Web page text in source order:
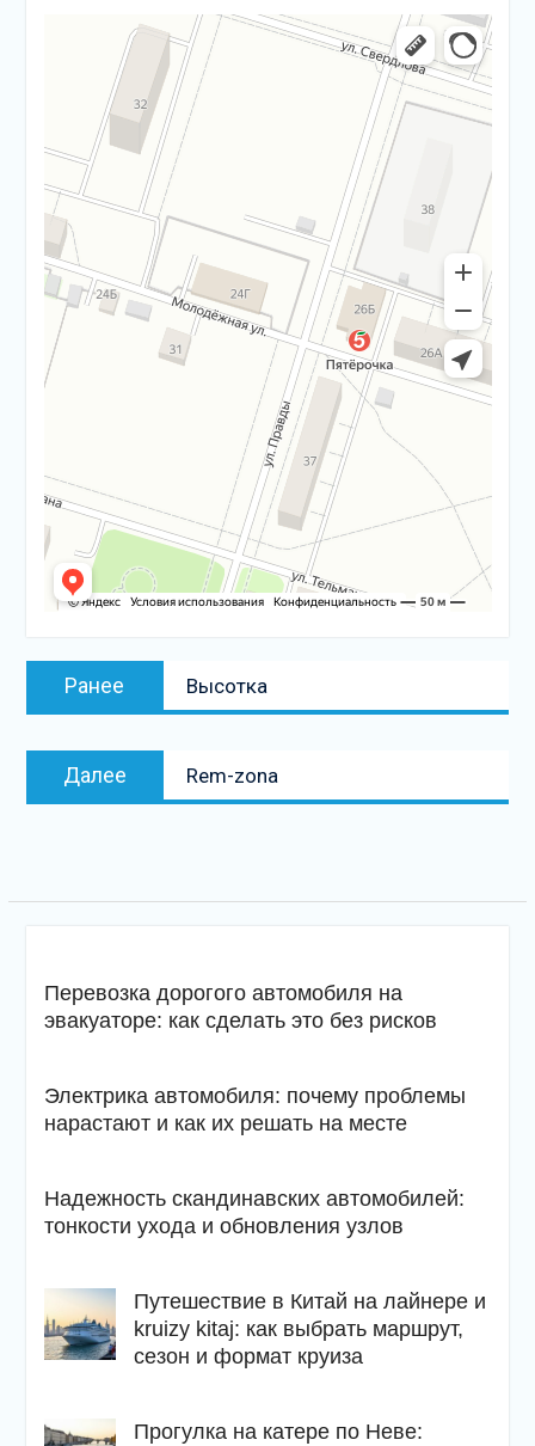
Навигация
Ранее
Предыдущая
запись:
Высотка
Далее
Следующая
запись
Rem-zona
Перевозка дорогого автомобиля на
эвакуаторе: как сделать это без рисков
Электрика автомобиля: почему проблемы
нарастают и как их решать на месте
Надежность скандинавских автомобилей:
тонкости ухода и обновления узлов
Путешествие в Китай на лайнере и
kruizy kitaj: как выбрать маршрут,
сезон и формат круиза
Прогулка на катере по Неве: